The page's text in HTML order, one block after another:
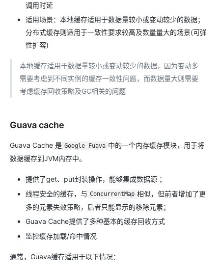
调用时延
适用场景：本地缓存适用于数据量较小或变动较少的数据；
分布式缓存则适用于一致性要求较高及数量量大的场景(可弹
性扩容)
本地缓存适用于数据量较小或变动较少的数据，因为变动多
需要考虑到不同实例的缓存一致性问题，而数据量大则需要
考虑缓存回收策略及GC相关的问题
Guava cache
Guava Cache 是 Google Fuava 中的一个内存缓存模块，用于将
数据缓存到JVM内存中。
提供了get、put封装操作，能够集成数据源 ；
线程安全的缓存，与 ConcurrentMap 相似，但前者增加了更
多的元素失效策略，后者只能显示的移除元素；
Guava Cache提供了多种基本的缓存回收方式
监控缓存加载/命中情况
通常，Guava缓存适用于以下情况：